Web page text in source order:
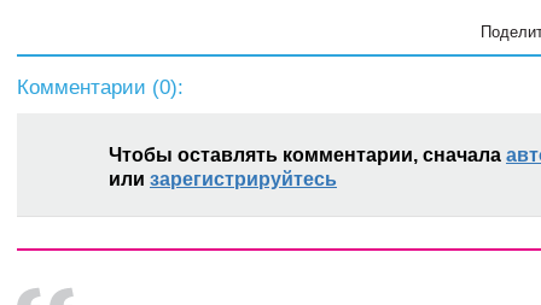
Комментарии (0):
Чтобы оставлять комментарии, сначала
или зарегистрируйтесь